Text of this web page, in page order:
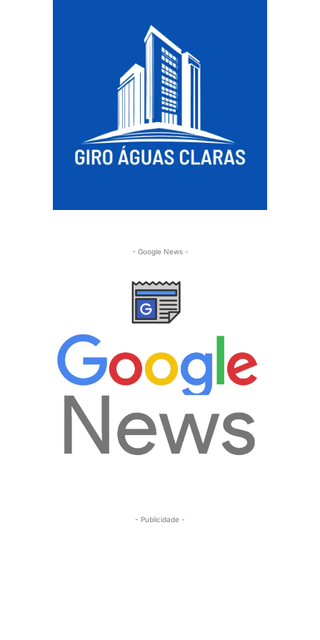
- Google News -
- Publicidade -